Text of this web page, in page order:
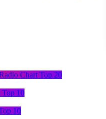
Chart Top 20
Top 10
10